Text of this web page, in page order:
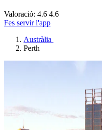
Valoració: 4.6 4.6
Fes servir l'app
Austràlia
Perth